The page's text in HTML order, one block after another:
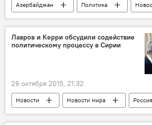
Азербайджан Политика
Россия
Михаил Гусман
ТАСС
Милли Меджлис
Демократизация
Расширение свобод
Лавров и Керри обсудили содействие
политическому процессу в Сирии
26 октября 2015, 21:32
Новости Новости мира
Россия
Россия
США